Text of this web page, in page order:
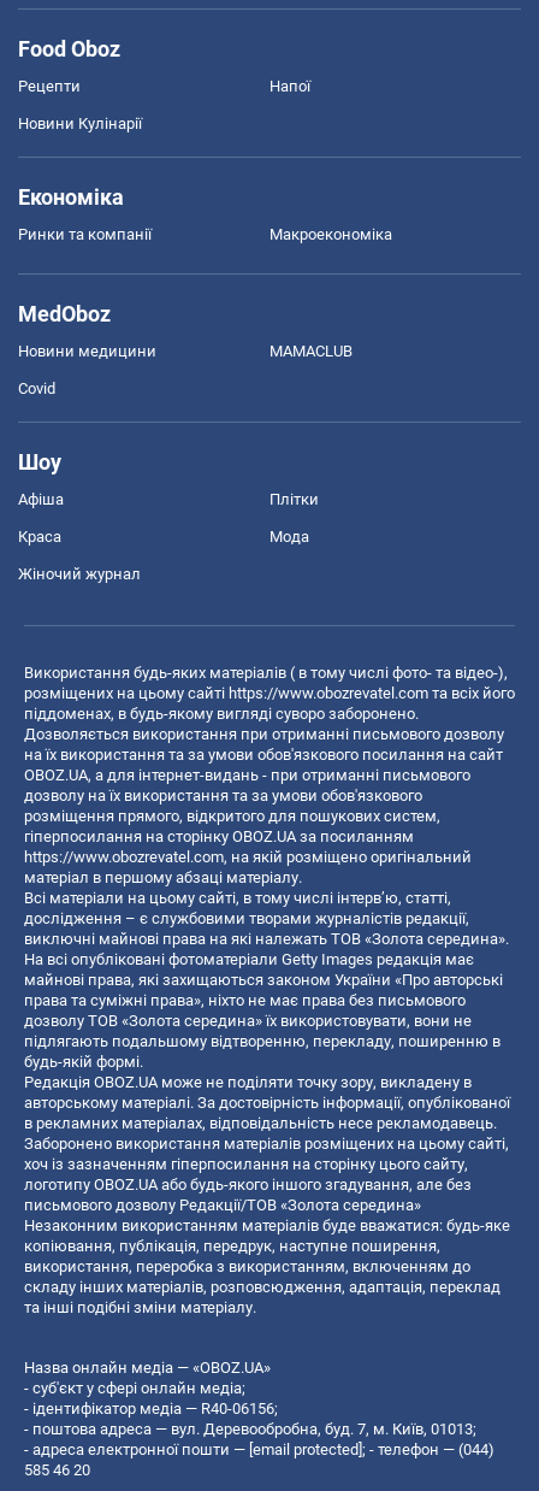
Food Oboz
Рецепти Напої
Новини Кулінарії
Економіка
Ринки та компанії Макроекономіка
MedOboz
Новини медицини MAMACLUB
Covid
Шоу
Афіша Плітки
Краса Мода
Жіночий журнал
Використання будь-яких матеріалів ( в тому числі фото- та відео-),
розміщених на цьому сайті https://www.obozrevatel.com та всіх його
піддоменах, в будь-якому вигляді суворо заборонено.
Дозволяється використання при отриманні письмового дозволу
на їх використання та за умови обов'язкового посилання на сайт
OBOZ.UA, а для інтернет-видань - при отриманні письмового
дозволу на їх використання та за умови обов'язкового
розміщення прямого, відкритого для пошукових систем,
гіперпосилання на сторінку OBOZ.UA за посиланням
https://www.obozrevatel.com, на якій розміщено оригінальний
матеріал в першому абзаці матеріалу.
Всі матеріали на цьому сайті, в тому числі інтерв’ю, статті,
дослідження – є службовими творами журналістів редакції,
виключні майнові права на які належать ТОВ «Золота середина».
На всі опубліковані фотоматеріали Getty Images редакція має
майнові права, які захищаються законом України «Про авторські
права та суміжні права», ніхто не має права без письмового
дозволу ТОВ «Золота середина» їх використовувати, вони не
підлягають подальшому відтворенню, перекладу, поширенню в
будь-якій формі.
Редакція OBOZ.UA може не поділяти точку зору, викладену в
авторському матеріалі. За достовірність інформації, опублікованої
в рекламних матеріалах, відповідальність несе рекламодавець.
Заборонено використання матеріалів розміщених на цьому сайті,
хоч із зазначенням гіперпосилання на сторінку цього сайту,
логотипу OBOZ.UA або будь-якого іншого згадування, але без
письмового дозволу Редакції/ТОВ «Золота середина»
Незаконним використанням матеріалів буде вважатися: будь-яке
копiювання, публiкацiя, передрук, наступне поширення,
використання, переробка з використанням, включенням до
складу інших матеріалів, розповсюдження, адаптація, переклад
та інші подібні зміни матеріалу.
Назва онлайн медіа — «OBOZ.UA»
- суб'єкт у сфері онлайн медіа;
- ідентифікатор медіа — R40-06156;
- поштова адреса — вул. Деревообробна, буд. 7, м. Київ, 01013;
- адреса електронної пошти — [email protected] ; - телефон — (044)
585 46 20